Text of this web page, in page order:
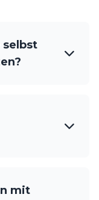
selbst
mit